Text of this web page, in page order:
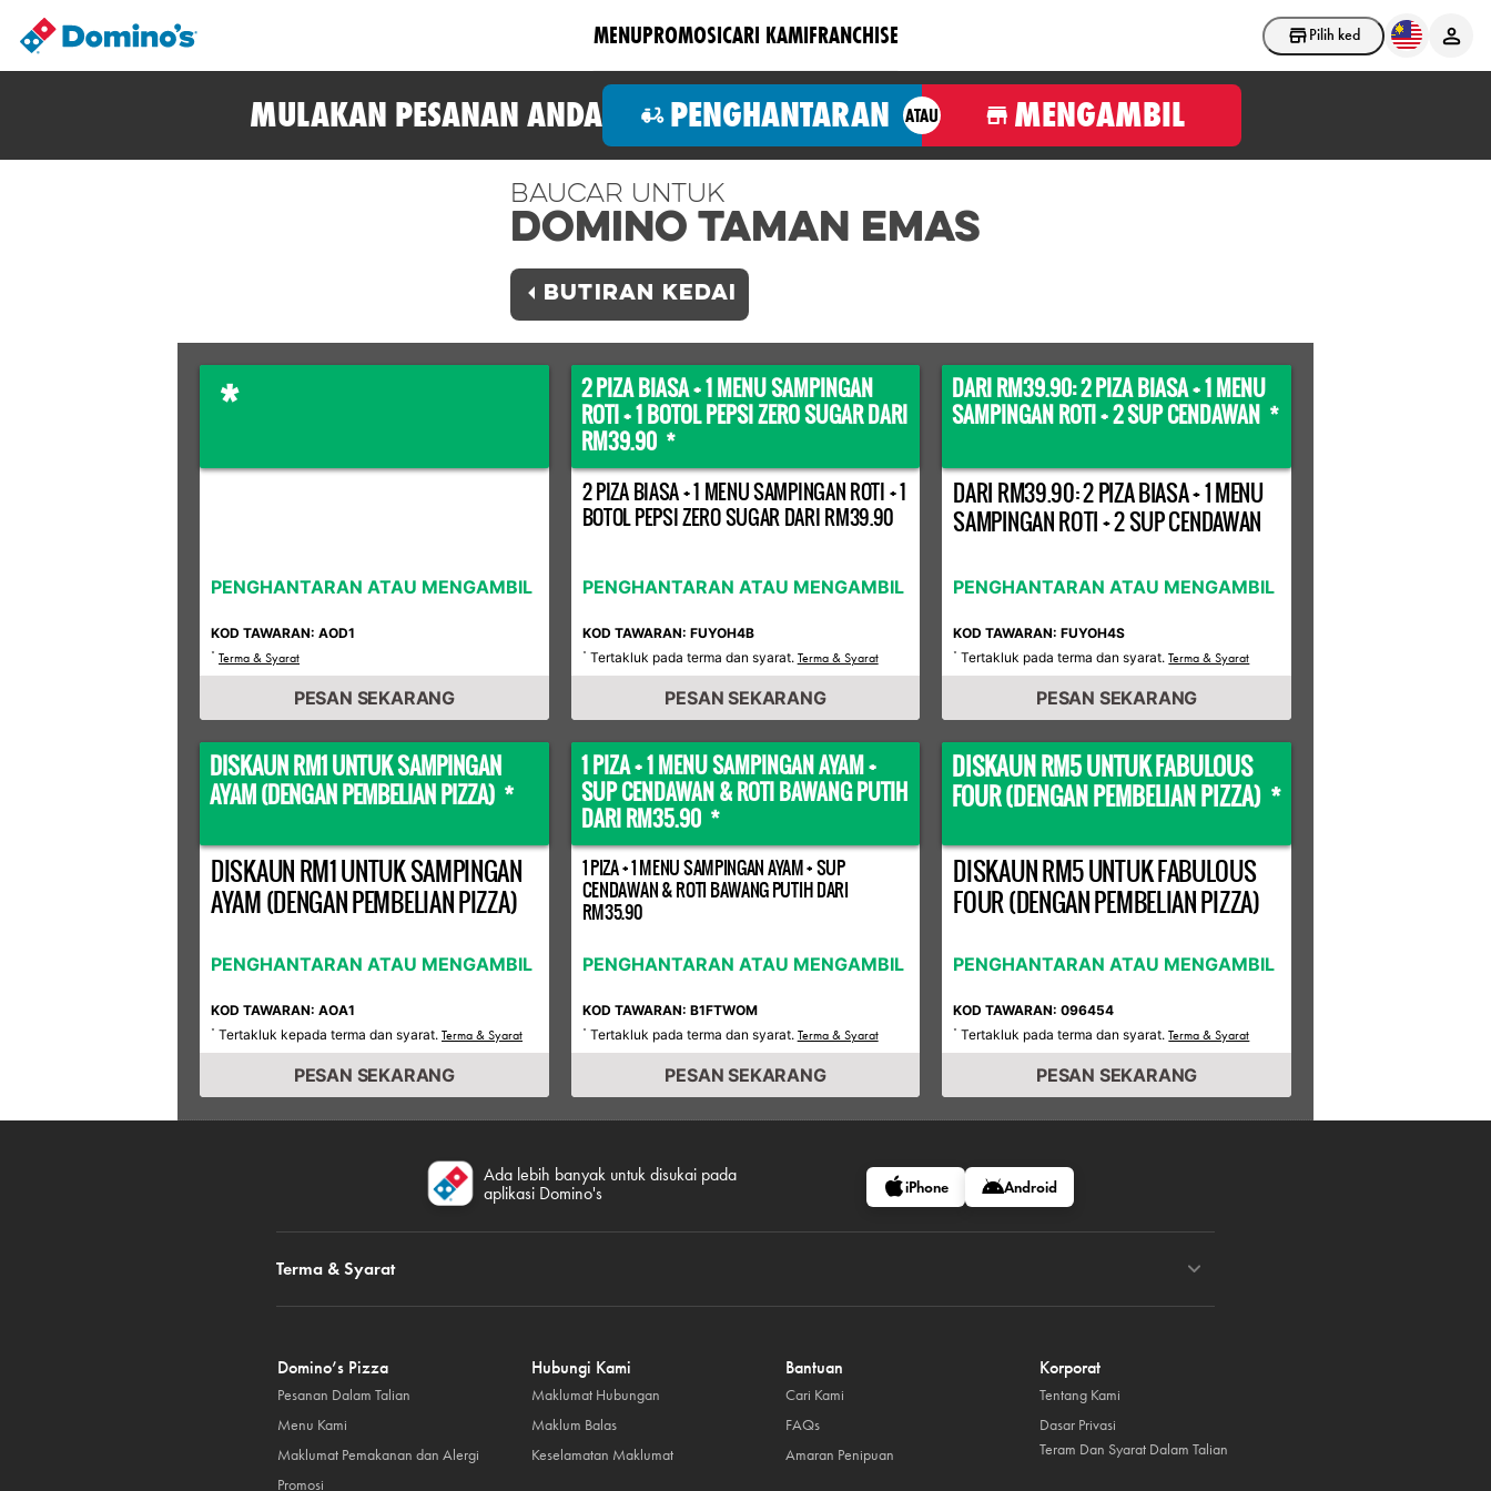
Pilih kedai
MENUPROMOSICARI KAMIFRANCHISE
MULAKAN PESANAN ANDA PENGHANTARAN ATAU MENGAMBIL
Baucar Untuk
Domino TAMAN EMAS
BUTIRAN KEDAI
*
PENGHANTARAN ATAU MENGAMBIL
KOD TAWARAN: AOD1
* Terma & Syarat
PESAN SEKARANG
2 PIZA BIASA + 1 MENU SAMPINGAN
ROTI + 1 BOTOL PEPSI ZERO SUGAR DARI
RM39.90 *
2 PIZA BIASA + 1 MENU SAMPINGAN ROTI + 1
BOTOL PEPSI ZERO SUGAR DARI RM39.90
PENGHANTARAN ATAU MENGAMBIL
KOD TAWARAN: FUYOH4B
* Tertakluk pada terma dan syarat. Terma & Syarat
PESAN SEKARANG
DARI RM39.90: 2 PIZA BIASA + 1 MENU
SAMPINGAN ROTI + 2 SUP CENDAWAN *
DARI RM39.90: 2 PIZA BIASA + 1 MENU
SAMPINGAN ROTI + 2 SUP CENDAWAN
PENGHANTARAN ATAU MENGAMBIL
KOD TAWARAN: FUYOH4S
* Tertakluk pada terma dan syarat.Terma & Syarat
PESAN SEKARANG
DISKAUN RM1 UNTUK SAMPINGAN
AYAM (DENGAN PEMBELIAN PIZZA) *
DISKAUN RM1 UNTUK SAMPINGAN
AYAM (DENGAN PEMBELIAN PIZZA)
PENGHANTARAN ATAU MENGAMBIL
KOD TAWARAN: AOA1
* Tertakluk kepada terma dan syarat. Terma & Syarat
PESAN SEKARANG
1 PIZA + 1 MENU SAMPINGAN AYAM +
SUP CENDAWAN & ROTI BAWANG PUTIH
DARI RM35.90 *
1 PIZA + 1 MENU SAMPINGAN AYAM + SUP
CENDAWAN & ROTI BAWANG PUTIH DARI
RM35.90
PENGHANTARAN ATAU MENGAMBIL
KOD TAWARAN: B1FTWOM
* Tertakluk pada terma dan syarat. Terma & Syarat
PESAN SEKARANG
DISKAUN RM5 UNTUK FABULOUS
FOUR (DENGAN PEMBELIAN PIZZA) *
DISKAUN RM5 UNTUK FABULOUS
FOUR (DENGAN PEMBELIAN PIZZA)
PENGHANTARAN ATAU MENGAMBIL
KOD TAWARAN: 096454
* Tertakluk pada terma dan syarat.Terma & Syarat
PESAN SEKARANG
Ada lebih banyak untuk disukai pada
aplikasi Domino's
iPhone Android
Terma & Syarat
Domino’s Pizza
Pesanan Dalam Talian
Menu Kami
Maklumat Pemakanan dan Alergi
Promosi
Hubungi Kami
Maklumat Hubungan
Maklum Balas
Keselamatan Maklumat
Bantuan
Cari Kami
FAQs
Amaran Penipuan
Korporat
Tentang Kami
Dasar Privasi
Teram Dan Syarat Dalam Talian